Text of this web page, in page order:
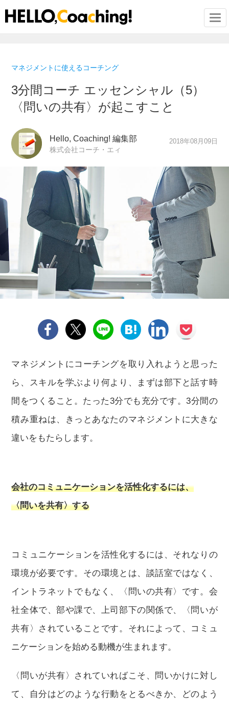
マネジメントに使えるコーチング
3分間コーチ エッセンシャル（5）
〈問いの共有〉が起こすこと
Hello, Coaching! 編集部
株式会社コーチ・エィ
2018年08月09日
マネジメントにコーチングを取り入れようと思った
ら、スキルを学ぶより何より、まずは部下と話す時
間をつくること。たった3分でも充分です。3分間の
積み重ねは、きっとあなたのマネジメントに大きな
違いをもたらします。
会社のコミュニケーションを活性化するには、
〈問いを共有〉する
コミュニケーションを活性化するには、それなりの
環境が必要です。その環境とは、談話室ではなく、
イントラネットでもなく、〈問いの共有〉です。会
社全体で、部や課で、上司部下の関係で、〈問いが
共有〉されていることです。それによって、コミュ
ニケーションを始める動機が生まれます。
〈問いが共有〉されていればこそ、問いかけに対し
て、自分はどのような行動をとるべきか、どのよう